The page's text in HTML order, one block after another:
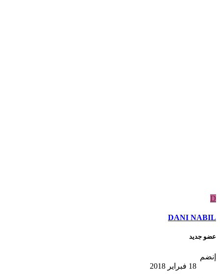
D
DANI NABIL
عضو جديد
إنضم
18 فبراير 2018